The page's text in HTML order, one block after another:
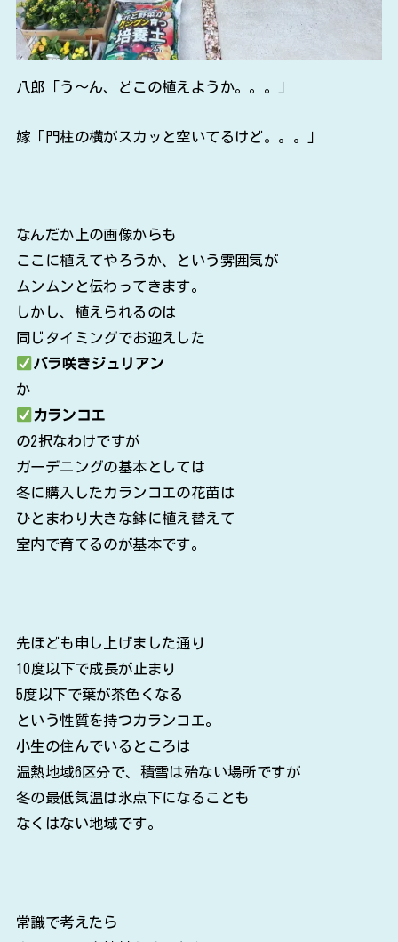
八郎「う～ん、どこの植えようか。。。」
嫁「門柱の横がスカッと空いてるけど。。。」
なんだか上の画像からも
ここに植えてやろうか、という雰囲気が
ムンムンと伝わってきます。
しかし、植えられるのは
同じタイミングでお迎えした
バラ咲きジュリアン
か
カランコエ
の2択なわけですが
ガーデニングの基本としては
冬に購入したカランコエの花苗は
ひとまわり大きな鉢に植え替えて
室内で育てるのが基本です。
先ほども申し上げました通り
10度以下で成長が止まり
5度以下で葉が茶色くなる
という性質を持つカランコエ。
小生の住んでいるところは
温熱地域6区分で、積雪は殆ない場所ですが
冬の最低気温は氷点下になることも
なくはない地域です。
常識で考えたら